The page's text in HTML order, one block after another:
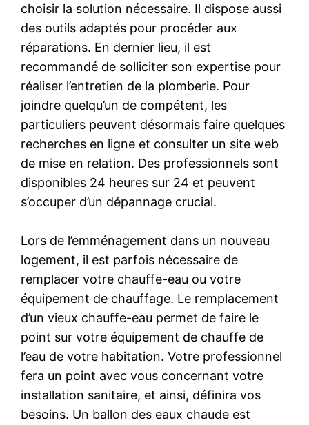
choisir la solution nécessaire. Il dispose aussi
des outils adaptés pour procéder aux
réparations. En dernier lieu, il est
recommandé de solliciter son expertise pour
réaliser l’entretien de la plomberie. Pour
joindre quelqu’un de compétent, les
particuliers peuvent désormais faire quelques
recherches en ligne et consulter un site web
de mise en relation. Des professionnels sont
disponibles 24 heures sur 24 et peuvent
s’occuper d’un dépannage crucial.
Lors de l’emménagement dans un nouveau
logement, il est parfois nécessaire de
remplacer votre chauffe-eau ou votre
équipement de chauffage. Le remplacement
d’un vieux chauffe-eau permet de faire le
point sur votre équipement de chauffe de
l’eau de votre habitation. Votre professionnel
fera un point avec vous concernant votre
installation sanitaire, et ainsi, définira vos
besoins. Un ballon des eaux chaude est